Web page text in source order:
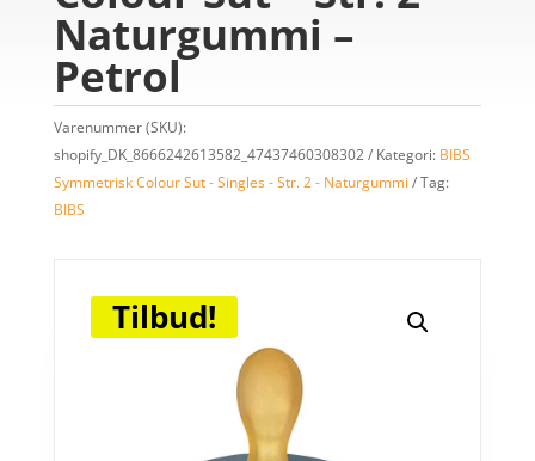
Naturgummi –
Petrol
Varenummer (SKU):
shopify_DK_8666242613582_47437460308302
Kategori: BIBS
Symmetrisk Colour Sut - Singles - Str. 2 - Naturgummi
Tag:
BIBS
Tilbud!